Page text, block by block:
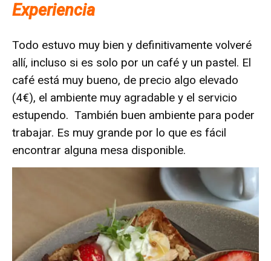
Experiencia
Todo estuvo muy bien y definitivamente volveré
allí, incluso si es solo por un café y un pastel. El
café está muy bueno, de precio algo elevado
(4€), el ambiente muy agradable y el servicio
estupendo. También buen ambiente para poder
trabajar. Es muy grande por lo que es fácil
encontrar alguna mesa disponible.